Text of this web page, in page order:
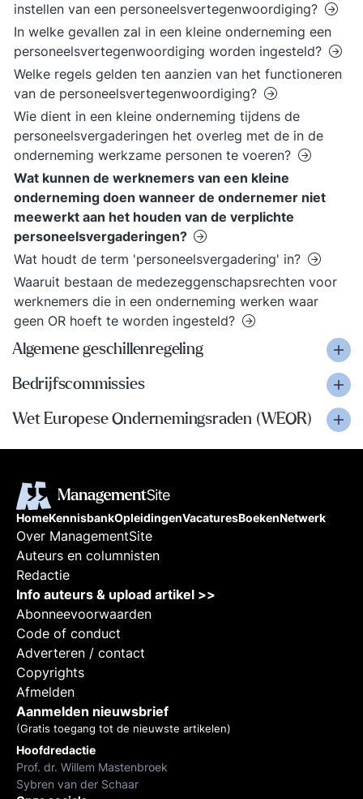
instellen van een personeelsvertegenwoordiging?
In welke gevallen zal in een kleine onderneming een
personeelsvertegenwoordiging worden ingesteld?
Welke regels gelden ten aanzien van het functioneren
van de personeelsvertegenwoordiging?
Wie dient in een kleine onderneming tijdens de
personeelsvergaderingen het overleg met de in de
onderneming werkzame personen te voeren?
Wat kunnen de werknemers van een kleine
onderneming doen wanneer de ondernemer niet
meewerkt aan het houden van de verplichte
personeelsvergaderingen?
Wat houdt de term 'personeelsvergadering' in?
Waaruit bestaan de medezeggenschapsrechten voor
werknemers die in een onderneming werken waar
geen OR hoeft te worden ingesteld?
Algemene geschillenregeling
Bedrijfscommissies
Wet Europese Ondernemingsraden (WEOR)
HomeKennisbankOpleidingenVacaturesBoekenNetwerk
Over ManagementSite
Auteurs en columnisten
Redactie
Info auteurs & upload artikel >>
Abonneevoorwaarden
Code of conduct
Adverteren / contact
Copyrights
Afmelden
Aanmelden nieuwsbrief
(Gratis toegang tot de nieuwste artikelen)
Hoofdredactie
Prof. dr. Willem Mastenbroek
Sybren van der Schaar